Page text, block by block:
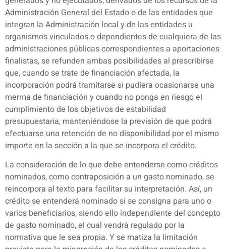
Administración General del Estado o de las entidades que
integran la Administración local y de las entidades u
organismos vinculados o dependientes de cualquiera de las
administraciones públicas correspondientes a aportaciones
finalistas, se refunden ambas posibilidades al prescribirse
que, cuando se trate de financiación afectada, la
incorporación podrá tramitarse si pudiera ocasionarse una
merma de financiación y cuando no ponga en riesgo el
cumplimiento de los objetivos de estabilidad
presupuestaria, manteniéndose la previsión de que podrá
efectuarse una retención de no disponibilidad por el mismo
importe en la sección a la que se incorpora el crédito.
La consideración de lo que debe entenderse como créditos
nominados, como contraposición a un gasto nominado, se
reincorpora al texto para facilitar su interpretación. Así, un
crédito se entenderá nominado si se consigna para uno o
varios beneficiarios, siendo ello independiente del concepto
de gasto nominado, el cual vendrá regulado por la
normativa que le sea propia. Y se matiza la limitación